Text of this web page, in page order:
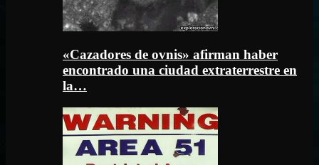
«Cazadores de ovnis» afirman haber
encontrado una ciudad extraterrestre en
la…